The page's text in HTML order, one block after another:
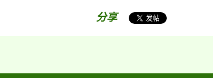
分享